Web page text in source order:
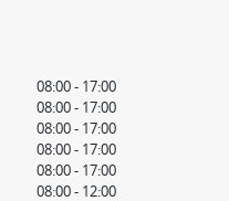
08:00 - 17:00
08:00 - 17:00
08:00 - 17:00
08:00 - 17:00
08:00 - 17:00
08:00 - 12:00